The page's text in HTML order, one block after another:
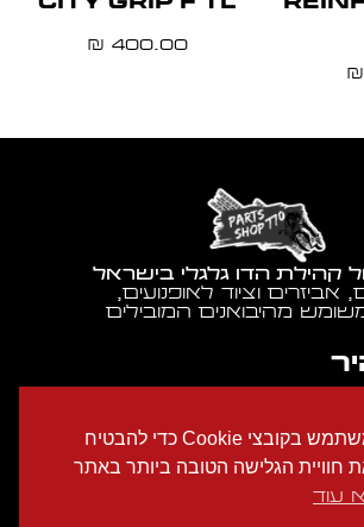
₪
400.00
₪
קהילת הדו גלגלי בישראל
אביזרים וציוד לאופנועים,
מהיבואנים המובילים
אתר זה משתמש בקובצי Cookie כדי להבטיח
חוויית הגלישה הטובה ביותר באתר
עוד